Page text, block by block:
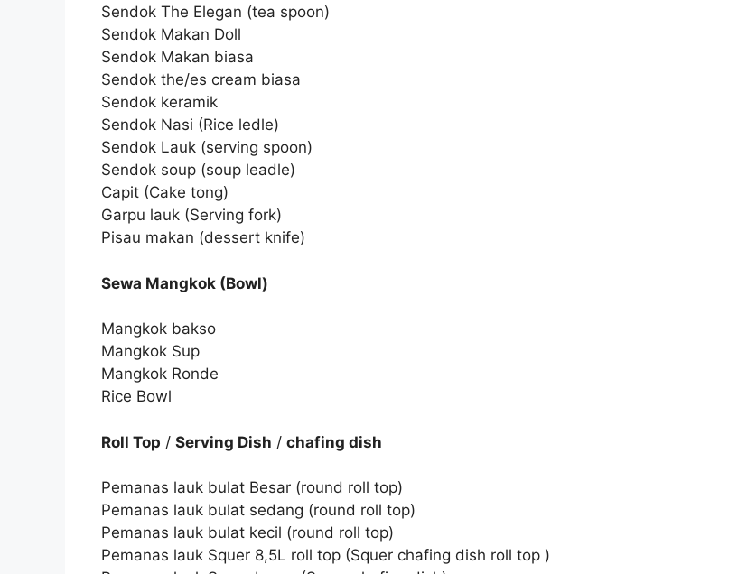
Sendok The Elegan (tea spoon)
Sendok Makan Doll
Sendok Makan biasa
Sendok the/es cream biasa
Sendok keramik
Sendok Nasi (Rice ledle)
Sendok Lauk (serving spoon)
Sendok soup (soup leadle)
Capit (Cake tong)
Garpu lauk (Serving fork)
Pisau makan (dessert knife)
Sewa Mangkok (Bowl)
Mangkok bakso
Mangkok Sup
Mangkok Ronde
Rice Bowl
Roll Top / Serving Dish / chafing dish
Pemanas lauk bulat Besar (round roll top)
Pemanas lauk bulat sedang (round roll top)
Pemanas lauk bulat kecil (round roll top)
Pemanas lauk Squer 8,5L roll top (Squer chafing dish roll top )